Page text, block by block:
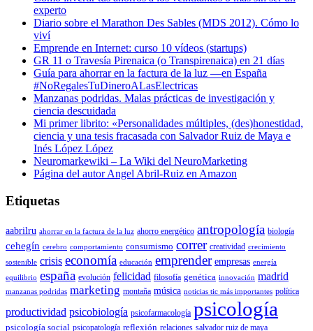
experto
Diario sobre el Marathon Des Sables (MDS 2012). Cómo lo
viví
Emprende en Internet: curso 10 vídeos (startups)
GR 11 o Travesía Pirenaica (o Transpirenaica) en 21 días
Guía para ahorrar en la factura de la luz —en España
#NoRegalesTuDineroALasElectricas
Manzanas podridas. Malas prácticas de investigación y
ciencia descuidada
Mi primer librito: «Personalidades múltiples, (des)honestidad,
ciencia y una tesis fracasada con Salvador Ruiz de Maya e
Inés López López
Neuromarkewiki – La Wiki del NeuroMarketing
Página del autor Angel Abril-Ruiz en Amazon
Etiquetas
aabrilru ahorrar en la factura de la luz ahorro energético antropología biología
cehegín cerebro comportamiento consumismo correr creatividad crecimiento
sostenible crisis economía educación emprender empresas energía
equilibrio españa evolución felicidad filosofía genética innovación madrid
manzanas podridas marketing montaña música noticias tic más importantes política
productividad psicobiología psicofarmacología psicología
psicología social psicopatología reflexión relaciones salvador ruiz de maya